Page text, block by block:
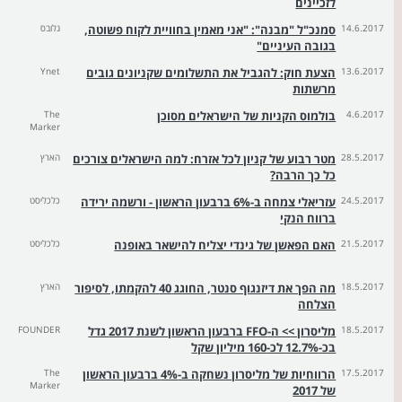
14.6.2017 סמנכ"ל "מבנה": "אני מאמין בחוויית לקוח פשוטה,
בגובה העיניים"
גלובס
13.6.2017 הצעת חוק: להגביל את התשלומים שקניונים גובים
מרשתות
Ynet
4.6.2017 בולמוס הקניות של הישראלים מסוכן
The
Marker
28.5.2017 מטר רבוע של קניון לכל אזרח: למה הישראלים צורכים
כל כך הרבה?
הארץ
24.5.2017
עזריאלי צמחה ב-6% ברבעון הראשון - ורשמה ירידה
ברווח הנקי
כלכליסט
21.5.2017 האם הפאשן של גינדי יצליח להישאר באופנה כלכליסט
18.5.2017
מה הפך את דיזנגוף סנטר, החוגג 40 להקמתו, לסיפור
הצלחה
הארץ
18.5.2017
מליסרון >> ה-FFO ברבעון הראשון לשנת 2017 גדל
בכ-12.7% לכ-160 מיליון שקל
FOUNDER
17.5.2017
הרווחיות של מליסרון נשחקה ב-4% ברבעון הראשון
של 2017
The
Marker